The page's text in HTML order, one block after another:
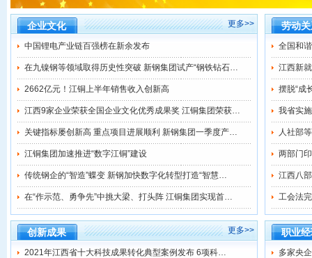
企业文化 更多>>
中国锂电产业链百强榜在新余发布
在九镍钢等领域取得历史性突破 新钢集团试产“钢铁钻石…
2662亿元！江铜上半年销售收入创新高
江西9家企业荣获全国企业文化优秀成果奖 江铜集团荣获…
关键指标屡创新高 重点项目进展顺利 新钢集团一季度产…
江铜集团加速推进“数字江铜”建设
传统钢企的“智造”蝶变 新钢加快数字化转型打造“智慧…
在“作示范、勇争先”中挑大梁、打头阵 江铜集团实现首…
创新成果 更多>>
2021年江西省十大科技成果转化典型案例发布 6项科…
劳动
全国和
江西新
摆脱“成
我省实
人社部
两部门
江西八
工会法
职业
多家央